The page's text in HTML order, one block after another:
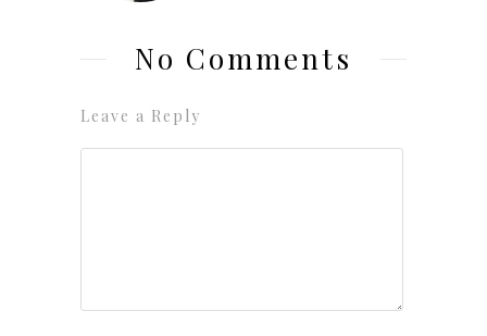
No Comments
Leave a Reply